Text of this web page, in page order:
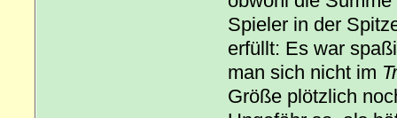
Spieler in der
erfüllt: Es war
man sich nicht im
Größe plötzlich